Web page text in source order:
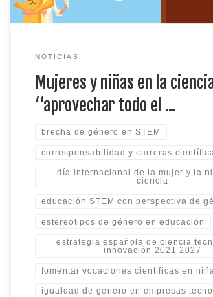
NOTICIAS
Mujeres y niñas en la
“aprovechar todo el …
brecha de género en STEM
corresponsabilidad y carreras
día internacional de la mujer y la
ciencia
educación STEM con perspectiva de
estereotipos de género en educación
estrategia española de ciencia
innovación 2021 2027
fomentar vocaciones científicas en
igualdad de género en empresas